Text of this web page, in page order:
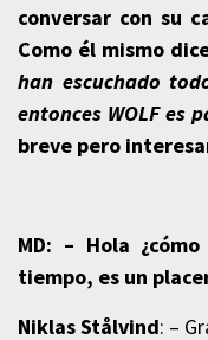
conversar con su
Como él mismo
han escuchado
entonces WOLF es
breve pero
MD: – Hola
tiempo, es un
Niklas Stålvind: –